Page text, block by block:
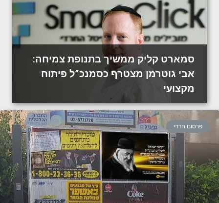
סמארט קליק ממשיך בתנופת צמיחה:
אבי גוטרמן מצטרף כסמנכ”ל פיתוח
מקצועי
פרסום חרדי